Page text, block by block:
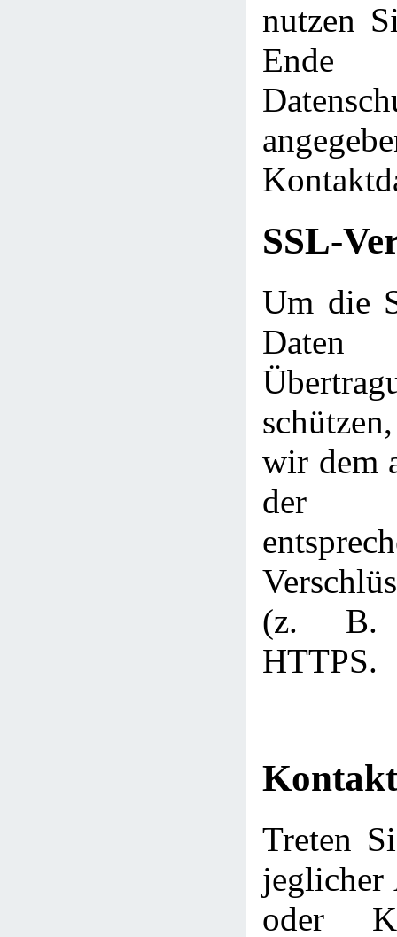
nutzen
SSL-
Um die
wir dem
der
(z. B.
HTTPS.
Treten
oder